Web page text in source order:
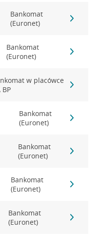
Bankomat
(Euronet)
Bankomat
(Euronet)
w placówce
BP
Bankomat
(Euronet)
Bankomat
(Euronet)
Bankomat
(Euronet)
Bankomat
(Euronet)